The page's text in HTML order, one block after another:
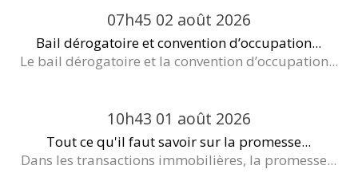
07h45 02 août 2026
Bail dérogatoire et convention d’occupation...
Le bail dérogatoire et la convention d’occupation...
10h43 01 août 2026
Tout ce qu'il faut savoir sur la promesse...
Dans les transactions immobilières, la promesse...